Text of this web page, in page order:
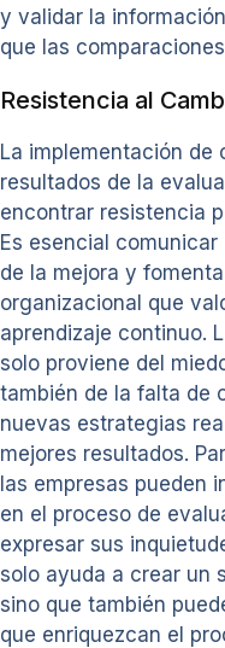
y validar la
que las
Resistencia al
La implementación de
resultados de la
encontrar resistencia
Es esencial
de la mejora y
organizacional que
aprendizaje continuo.
solo proviene del
también de la falta de
nuevas estrategias
mejores resultados.
las empresas pueden
en el proceso de
expresar sus
solo ayuda a crear un
sino que también
que enriquezcan el